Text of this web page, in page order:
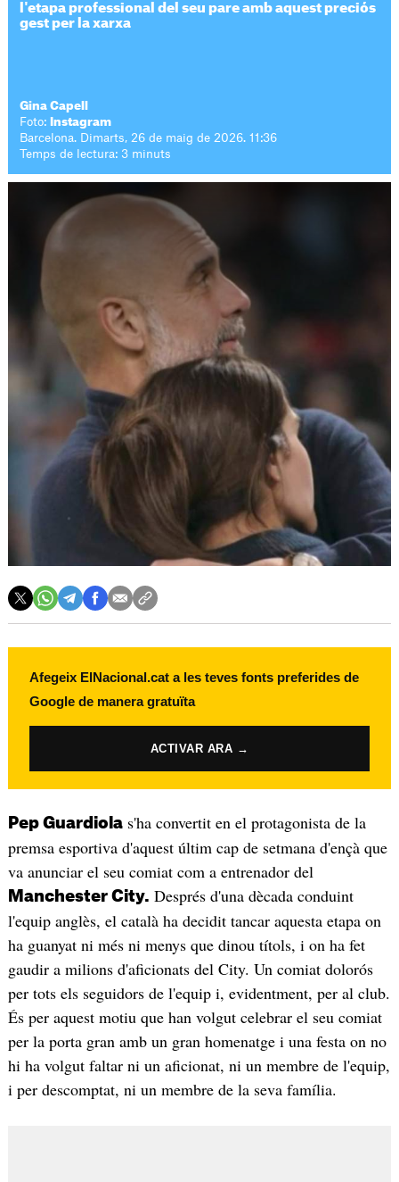
l'etapa professional del seu pare amb aquest preciós
gest per la xarxa
Gina Capell
Foto:
Instagram
Barcelona. Dimarts, 26 de maig de 2026. 11:36
Temps de lectura: 3 minuts
Afegeix ElNacional.cat a les teves fonts preferides de
Google de manera gratuïta
ACTIVAR ARA →
Pep Guardiolas'ha convertit en el protagonista de la
premsa esportiva d'aquest últim cap de setmana d'ençà que
va anunciar el seu comiat com a entrenador del
Manchester City. Després d'una dècada conduint
l'equip anglès, el català ha decidit tancar aquesta etapa on
ha guanyat ni més ni menys que dinou títols, i on ha fet
gaudir a milions d'aficionats del City. Un comiat dolorós
per tots els seguidors de l'equip i, evidentment, per al club.
És per aquest motiu que han volgut celebrar el seu comiat
per la porta gran amb un gran homenatge i una festa on no
hi ha volgut faltar ni un aficionat, ni un membre de l'equip,
i per descomptat, ni un membre de la seva família.